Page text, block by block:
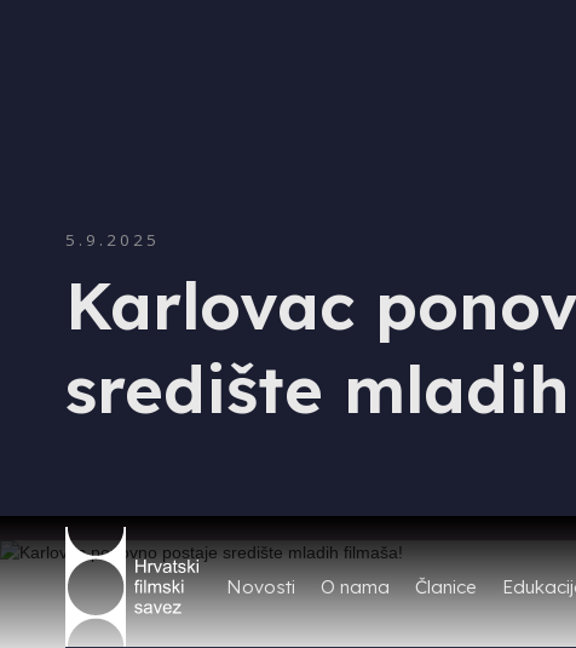
5.9.2025
Karlovac
središte
Novosti O nama Članice